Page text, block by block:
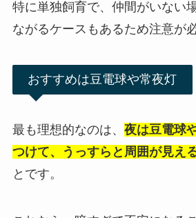
特に単独飼育で、仲間がいない
ながるケースもあるため注意が
おすすめは豆電球や常夜灯
最も理想的なのは、 夜は豆電球
つけて、うっすらと周囲が見え
とです。